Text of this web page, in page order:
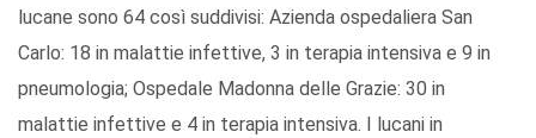
lucane sono 64 così suddivisi: Azienda ospedaliera San
Carlo: 18 in malattie infettive, 3 in terapia intensiva e 9 in
pneumologia; Ospedale Madonna delle Grazie: 30 in
malattie infettive e 4 in terapia intensiva. I lucani in